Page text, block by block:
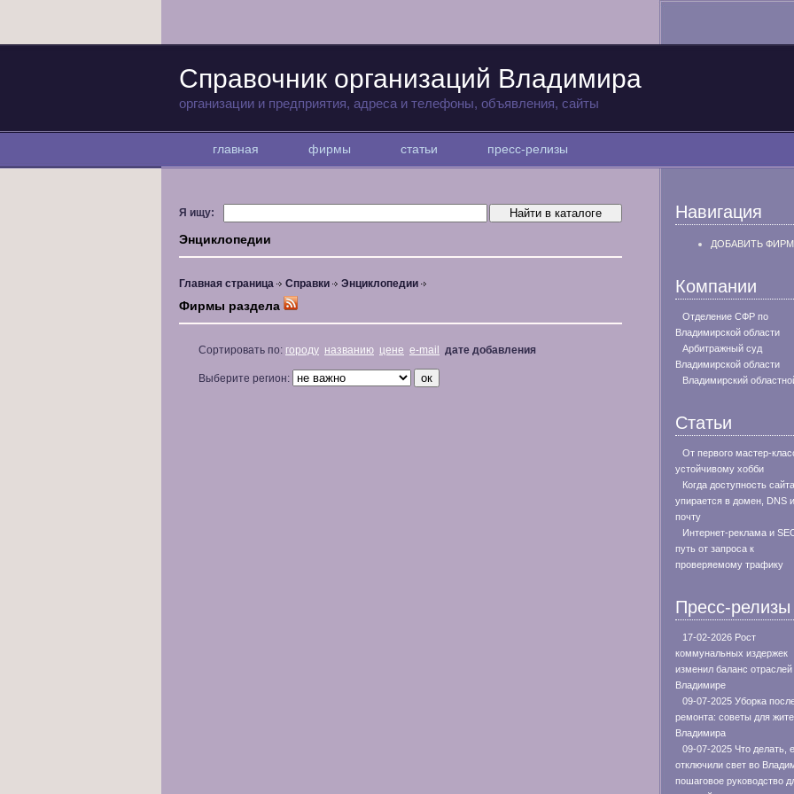
Справочник организаций Владимира
организации и предприятия, адреса и телефоны, объявления, сайты
главная фирмы статьи пресс-релизы
Я ищу:
Энциклопедии
Главная страница Справки Энциклопедии
Фирмы раздела
Сортировать по: городу названию цене e-mail дате добавления
Выберите регион:
Навигация
ДОБАВИТЬ
Компании
Отделение СФР по
Владимирской области
Арбитражный суд
Владимирской области
Владимирский
Статьи
От первого мастер-
устойчивому хобби
Когда доступность сайта
упирается в домен, DNS и
почту
Интернет-реклама и
путь от запроса к
проверяемому трафику
Пресс-релизы
17-02-2026 Рост
коммунальных издержек
изменил баланс отраслей
Владимире
09-07-2025 Уборка
ремонта: советы для
Владимира
09-07-2025 Что делать,
отключили свет во
пошаговое руководство